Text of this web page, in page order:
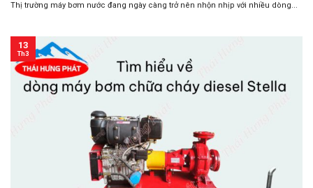
Thị trường máy bơm nước đang ngày càng trở nên nhộn nhịp với nhiều dòng...
13
Th3